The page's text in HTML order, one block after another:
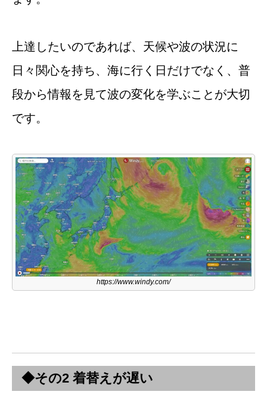
上達したいのであれば、天候や波の状況に
日々関心を持ち、海に行く日だけでなく、普
段から情報を見て波の変化を学ぶことが大切
です。
https://www.windy.com/
◆その2 着替えが遅い